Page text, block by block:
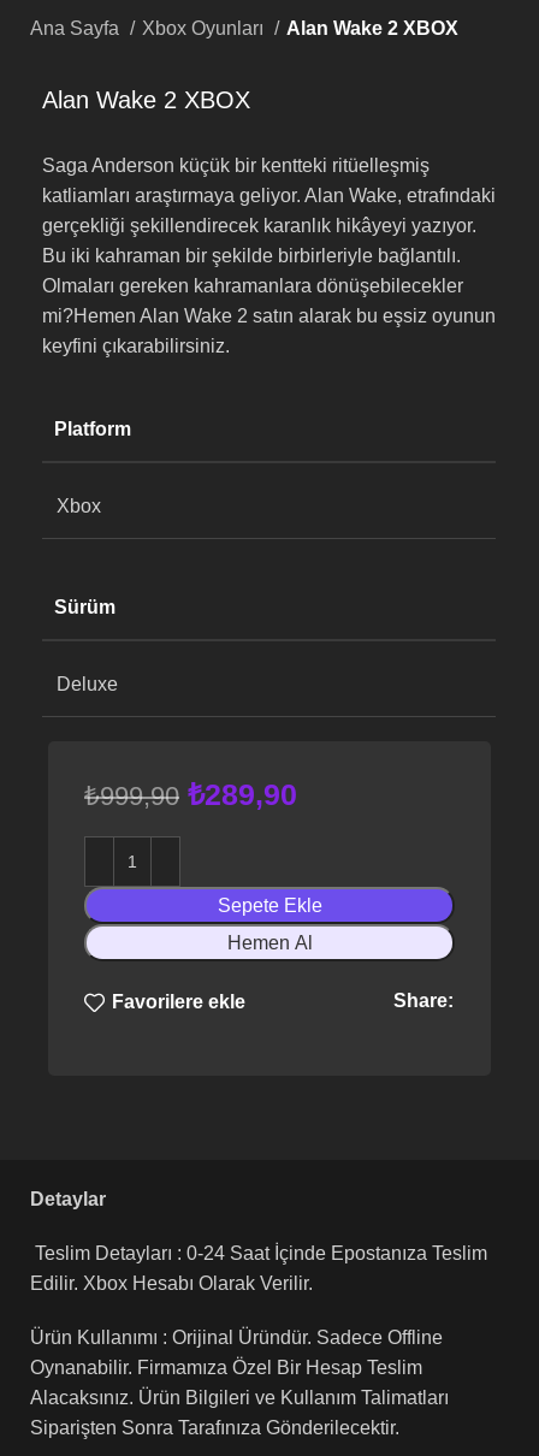
Ana Sayfa Xbox Oyunları Alan Wake 2 XBOX
Alan Wake 2 XBOX
Saga Anderson küçük bir kentteki ritüelleşmiş
katliamları araştırmaya geliyor. Alan Wake, etrafındaki
gerçekliği şekillendirecek karanlık hikâyeyi yazıyor.
Bu iki kahraman bir şekilde birbirleriyle bağlantılı.
Olmaları gereken kahramanlara dönüşebilecekler
mi?​Hemen Alan Wake 2 satın alarak bu eşsiz oyunun
keyfini çıkarabilirsiniz.
Platform
Xbox
Sürüm
Deluxe
₺999,90 ₺289,90
Sepete Ekle
Hemen Al
Favorilere ekle Share:
Detaylar
Teslim Detayları : 0-24 Saat İçinde Epostanıza Teslim
Edilir. Xbox Hesabı Olarak Verilir.
Ürün Kullanımı : Orijinal Üründür. Sadece Offline
Oynanabilir. Firmamıza Özel Bir Hesap Teslim
Alacaksınız. Ürün Bilgileri ve Kullanım Talimatları
Siparişten Sonra Tarafınıza Gönderilecektir.